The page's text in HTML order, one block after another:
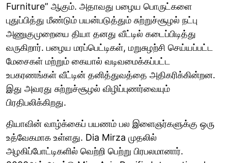
Furniture” ஆகும். அதாவது பழைய பொருட்களை
புதுப்பித்து மீண்டும் பயன்படுத்தும் சுற்றுச்சூழல் நட்பு
அணுகுமுறையை தியா தனது வீட்டில் கடைப்பிடித்து
வருகிறார். பழைய மரப்பெட்டிகள், மறுசுழற்சி செய்யப்பட்ட
மேசைகள் மற்றும் கையால் வடிவமைக்கப்பட்ட
உபகரணங்கள் வீட்டின் தனித்துவத்தை அதிகரிக்கின்றன.
இது அவரது சுற்றுச்சூழல் விழிப்புணர்வையும்
பிரதிபலிக்கிறது.
தியாவின் வாழ்க்கைப் பயணம் பல இளைஞர்களுக்கு ஒரு
உத்வேகமாக உள்ளது. Dia Mirza முதலில்
அழகிப்போட்டிகளில் வெற்றி பெற்று பிரபலமானார்.